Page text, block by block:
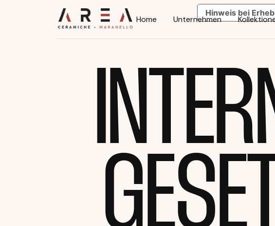
Home Unternehmen
Hinweis bei